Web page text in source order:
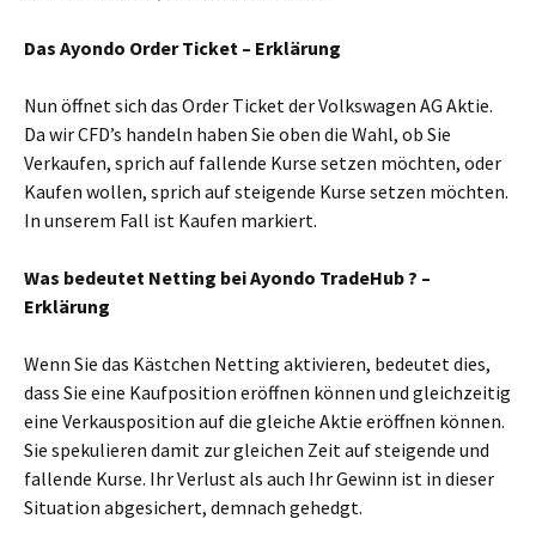
Das Ayondo Order Ticket – Erklärung
Nun öffnet sich das Order Ticket der Volkswagen AG Aktie.
Da wir CFD’s handeln haben Sie oben die Wahl, ob Sie
Verkaufen, sprich auf fallende Kurse setzen möchten, oder
Kaufen wollen, sprich auf steigende Kurse setzen möchten.
In unserem Fall ist Kaufen markiert.
Was bedeutet Netting bei Ayondo TradeHub ? –
Erklärung
Wenn Sie das Kästchen Netting aktivieren, bedeutet dies,
dass Sie eine Kaufposition eröffnen können und gleichzeitig
eine Verkausposition auf die gleiche Aktie eröffnen können.
Sie spekulieren damit zur gleichen Zeit auf steigende und
fallende Kurse. Ihr Verlust als auch Ihr Gewinn ist in dieser
Situation abgesichert, demnach gehedgt.